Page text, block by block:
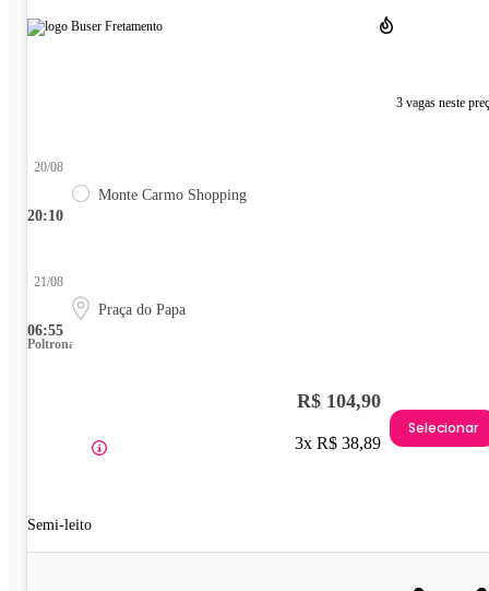
3 vagas neste
20:10
20/08
Monte Carmo Shopping
06:55
21/08
Praça do Papa
Poltrona
Semi-leito
R$ 104,90
3x R$ 38,89
Selecionar